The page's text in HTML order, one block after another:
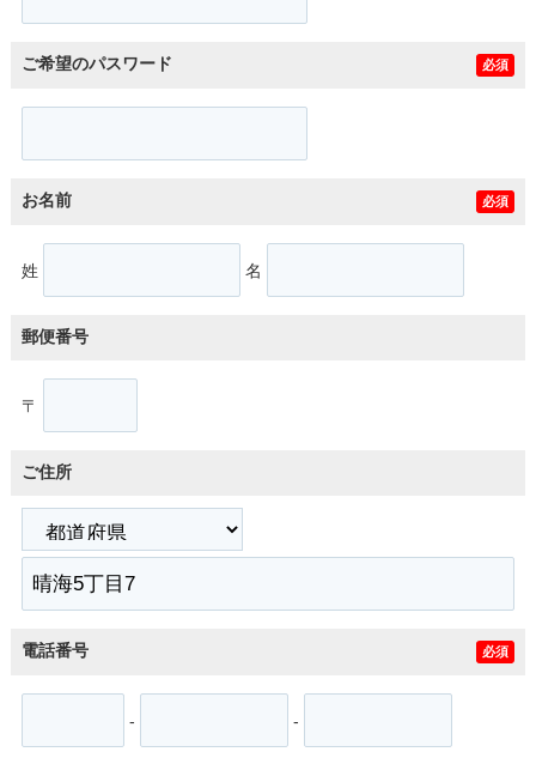
ご希望のパスワード 必須
お名前 必須
姓 名
郵便番号
〒
ご住所
電話番号 必須
- -